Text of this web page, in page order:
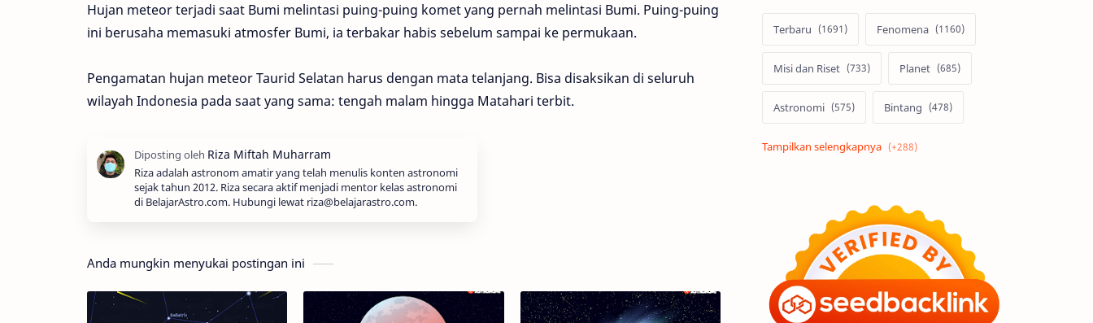
Hujan meteor terjadi saat Bumi melintasi puing-puing komet yang pernah melintasi Bumi. Puing-puing
ini berusaha memasuki atmosfer Bumi, ia terbakar habis sebelum sampai ke permukaan.
Pengamatan hujan meteor Taurid Selatan harus dengan mata telanjang. Bisa disaksikan di seluruh
wilayah Indonesia pada saat yang sama: tengah malam hingga Matahari terbit.
Riza adalah astronom amatir yang telah menulis konten astronomi
sejak tahun 2012. Riza secara aktif menjadi mentor kelas astronomi
di BelajarAstro.com. Hubungi lewat riza@belajarastro.com.
Anda mungkin menyukai postingan ini
Terbaru Fenomena
Misi dan Riset Planet
Astronomi Bintang
Alam semesta Galaksi
Tata Surya
Hype Astronot
Asteroid Observasi